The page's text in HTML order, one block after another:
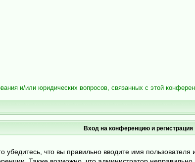
и/или юридических вопросов, связанных с этой
Вход на конференцию и регистрация
убедитесь, что вы правильно вводите имя